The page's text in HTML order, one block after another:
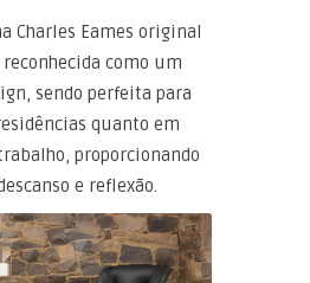
Charles Eames original
como um
sendo perfeita para
quanto em
proporcionando
e reflexão.